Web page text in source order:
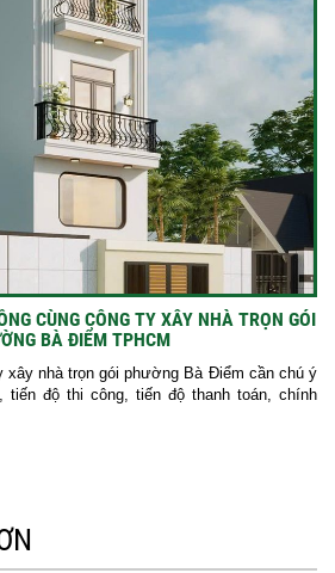
CÙNG CÔNG TY XÂY NHÀ TRỌN GÓI
BÀ ĐIỂM TPHCM
xây nhà trọn gói phường Bà Điểm cần chú ý
độ thi công, tiến độ thanh toán, chính